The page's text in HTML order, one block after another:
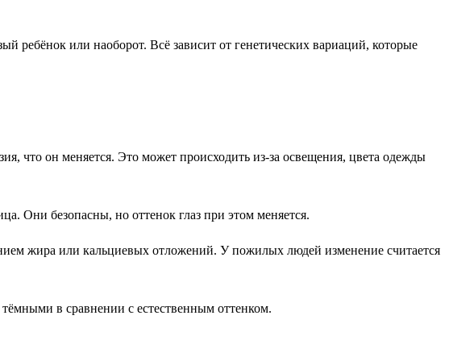
ребёнок или наоборот. Всё зависит от генетических вариаций, которые
что он меняется. Это может происходить из-за освещения, цвета одежды
Они безопасны, но оттенок глаз при этом меняется.
жира или кальциевых отложений. У пожилых людей изменение считается
в сравнении с естественным оттенком.